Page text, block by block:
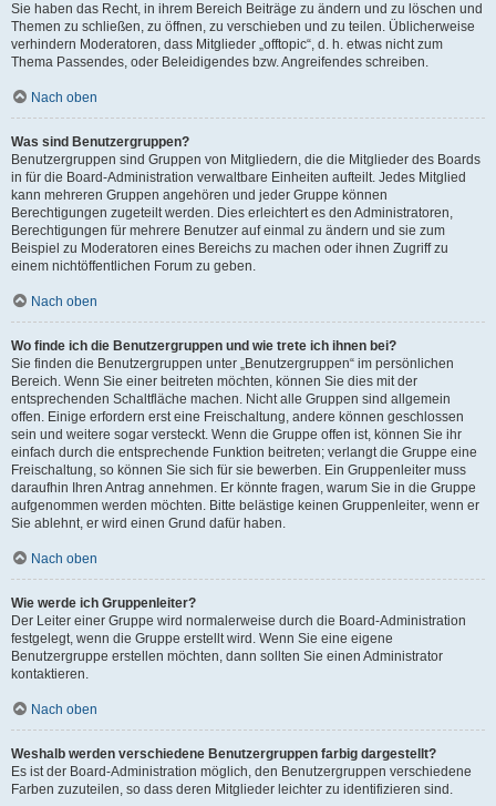
Sie haben das Recht, in ihrem Bereich Beiträge zu ändern und zu löschen und
Themen zu schließen, zu öffnen, zu verschieben und zu teilen. Üblicherweise
verhindern Moderatoren, dass Mitglieder „offtopic“, d. h. etwas nicht zum
Thema Passendes, oder Beleidigendes bzw. Angreifendes schreiben.
Nach oben
Was sind Benutzergruppen?
Benutzergruppen sind Gruppen von Mitgliedern, die die Mitglieder des Boards
in für die Board-Administration verwaltbare Einheiten aufteilt. Jedes Mitglied
kann mehreren Gruppen angehören und jeder Gruppe können
Berechtigungen zugeteilt werden. Dies erleichtert es den Administratoren,
Berechtigungen für mehrere Benutzer auf einmal zu ändern und sie zum
Beispiel zu Moderatoren eines Bereichs zu machen oder ihnen Zugriff zu
einem nichtöffentlichen Forum zu geben.
Nach oben
Wo finde ich die Benutzergruppen und wie trete ich ihnen bei?
Sie finden die Benutzergruppen unter „Benutzergruppen“ im persönlichen
Bereich. Wenn Sie einer beitreten möchten, können Sie dies mit der
entsprechenden Schaltfläche machen. Nicht alle Gruppen sind allgemein
offen. Einige erfordern erst eine Freischaltung, andere können geschlossen
sein und weitere sogar versteckt. Wenn die Gruppe offen ist, können Sie ihr
einfach durch die entsprechende Funktion beitreten; verlangt die Gruppe eine
Freischaltung, so können Sie sich für sie bewerben. Ein Gruppenleiter muss
daraufhin Ihren Antrag annehmen. Er könnte fragen, warum Sie in die Gruppe
aufgenommen werden möchten. Bitte belästige keinen Gruppenleiter, wenn er
Sie ablehnt, er wird einen Grund dafür haben.
Nach oben
Wie werde ich Gruppenleiter?
Der Leiter einer Gruppe wird normalerweise durch die Board-Administration
festgelegt, wenn die Gruppe erstellt wird. Wenn Sie eine eigene
Benutzergruppe erstellen möchten, dann sollten Sie einen Administrator
kontaktieren.
Nach oben
Weshalb werden verschiedene Benutzergruppen farbig dargestellt?
Es ist der Board-Administration möglich, den Benutzergruppen verschiedene
Farben zuzuteilen, so dass deren Mitglieder leichter zu identifizieren sind.